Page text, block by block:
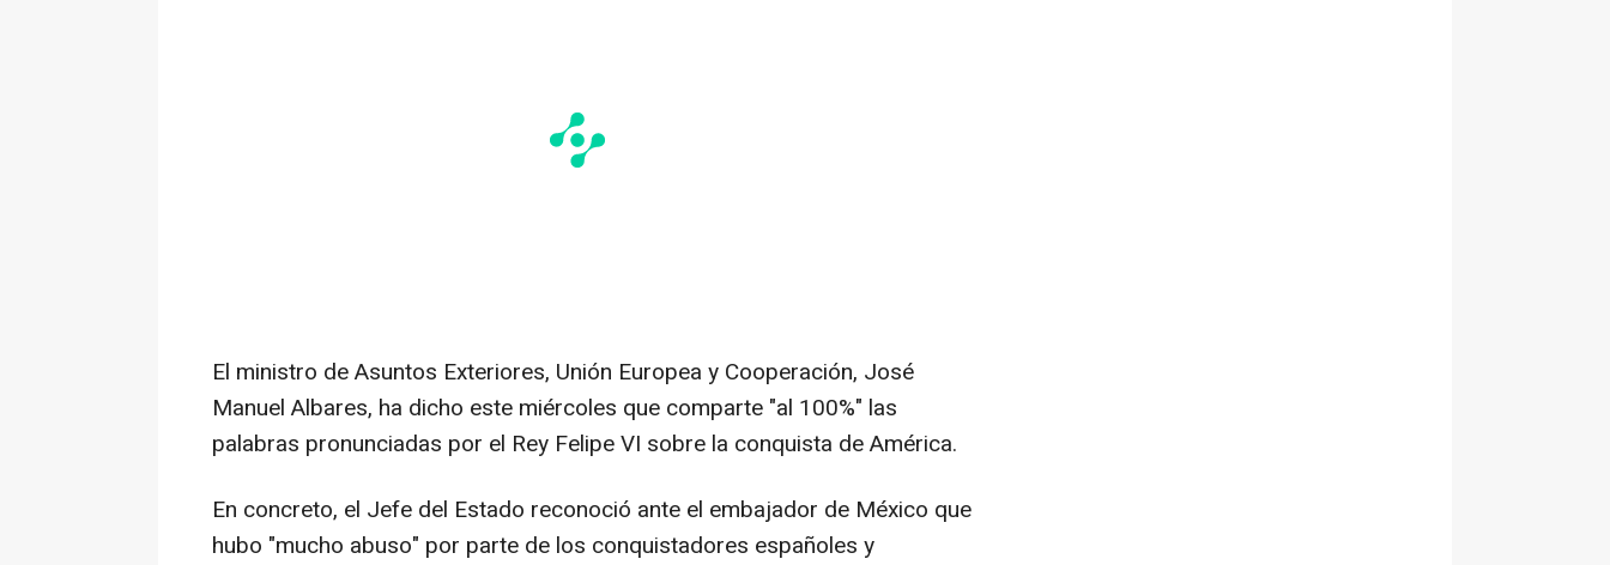
El ministro de Asuntos Exteriores, Unión Europea y Cooperación, José
Manuel Albares, ha dicho este miércoles que comparte "al 100%" las
palabras pronunciadas por el Rey Felipe VI sobre la conquista de América.
En concreto, el Jefe del Estado reconoció ante el embajador de México que
hubo "mucho abuso" por parte de los conquistadores españoles y